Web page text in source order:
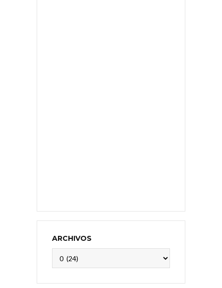
ARCHIVOS